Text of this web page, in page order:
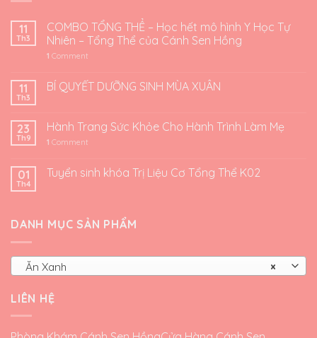
11
Th3
COMBO TỔNG THỂ – Học hết mô hình Y Học Tự
Nhiên – Tổng Thể của Cánh Sen Hồng
1 Comment
11
Th3
BÍ QUYẾT DƯỠNG SINH MÙA XUÂN
23
Th9
Hành Trang Sức Khỏe Cho Hành Trình Làm Mẹ
1 Comment
01
Th4
Tuyển sinh khóa Trị Liệu Cơ Tổng Thể K02
DANH MỤC SẢN PHẨM
×
Ăn Xanh
LIÊN HỆ